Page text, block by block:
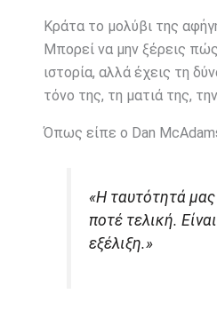
Κράτα το μολύβι της
Μπορεί να μην ξέρεις
ιστορία, αλλά έχεις τη
τόνο της, τη ματιά της,
Όπως είπε ο Dan
«Η ταυτότητά μας
ποτέ τελική.
εξέλιξη.»